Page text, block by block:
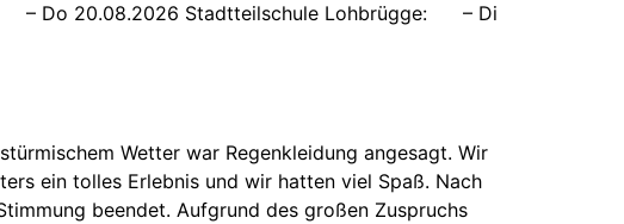
– Do 20.08.2026 Stadtteilschule Lohbrügge: – Di
Wetter war Regenkleidung angesagt. Wir
ein tolles Erlebnis und wir hatten viel Spaß. Nach
beendet. Aufgrund des großen Zuspruchs